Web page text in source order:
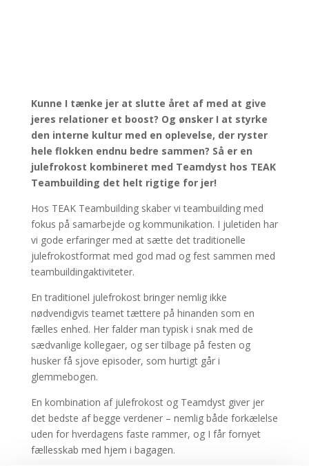
Kunne I tænke jer at slutte året af med at give
jeres relationer et boost? Og ønsker I at styrke
den interne kultur med en oplevelse, der ryster
hele flokken endnu bedre sammen? Så er en
julefrokost kombineret med Teamdyst hos TEAK
Teambuilding det helt rigtige for jer!
Hos TEAK Teambuilding skaber vi teambuilding med
fokus på samarbejde og kommunikation. I juletiden har
vi gode erfaringer med at sætte det traditionelle
julefrokostformat med god mad og fest sammen med
teambuildingaktiviteter.
En traditionel julefrokost bringer nemlig ikke
nødvendigvis teamet tættere på hinanden som en
fælles enhed. Her falder man typisk i snak med de
sædvanlige kollegaer, og ser tilbage på festen og
husker få sjove episoder, som hurtigt går i
glemmebogen.
En kombination af julefrokost og Teamdyst giver jer
det bedste af begge verdener – nemlig både forkælelse
uden for hverdagens faste rammer, og I får fornyet
fællesskab med hjem i bagagen.